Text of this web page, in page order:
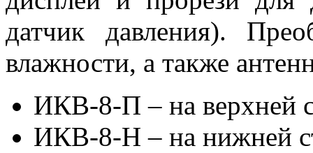
датчик давления).
влажности, а также
ИКВ-8-П – на верхней
ИКВ-8-Н – на нижней